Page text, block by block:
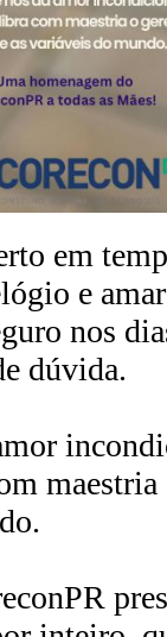
em
e
nos
dúvida.
maestria